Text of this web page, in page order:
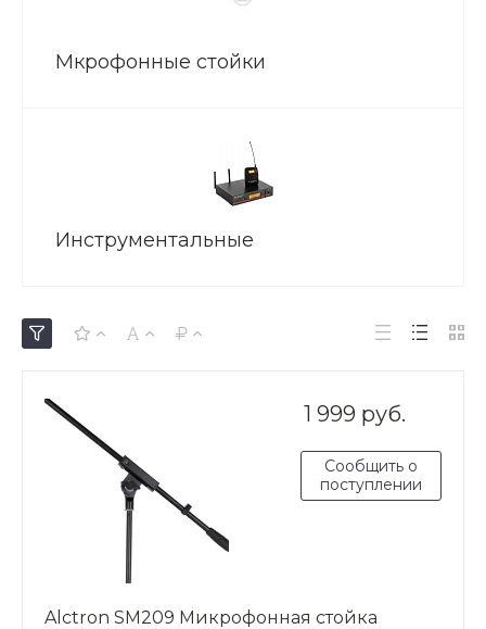
Мкрофонные стойки
Инструментальные
1 999 руб.
Сообщить о
поступлении
Alctron SM209 Микрофонная стойка